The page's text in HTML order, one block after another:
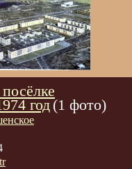
год(1 фото)